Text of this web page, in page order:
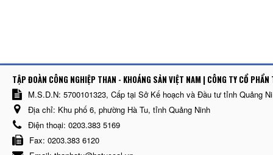
TẬP ĐOÀN CÔNG NGHIỆP THAN - KHOÁNG SẢN VIỆT NAM | CÔNG TY CỔ
M.S.D.N: 5700101323, Cấp tại Sở Kế hoạch và Đầu tư tỉnh Quảng
Địa chỉ: Khu phố 6, phường Hà Tu, tỉnh Quảng Ninh
Điện thoại: 0203.383 5169
Fax: 0203.383 6120